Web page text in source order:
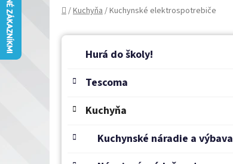
Domov
/Kuchyňa/Kuchynské elektrospotrebiče
B
Preskočiť
kategórie
K
Hurá do školy!
Tescoma
Kuchyňa
Kuchynské náradie a výbava